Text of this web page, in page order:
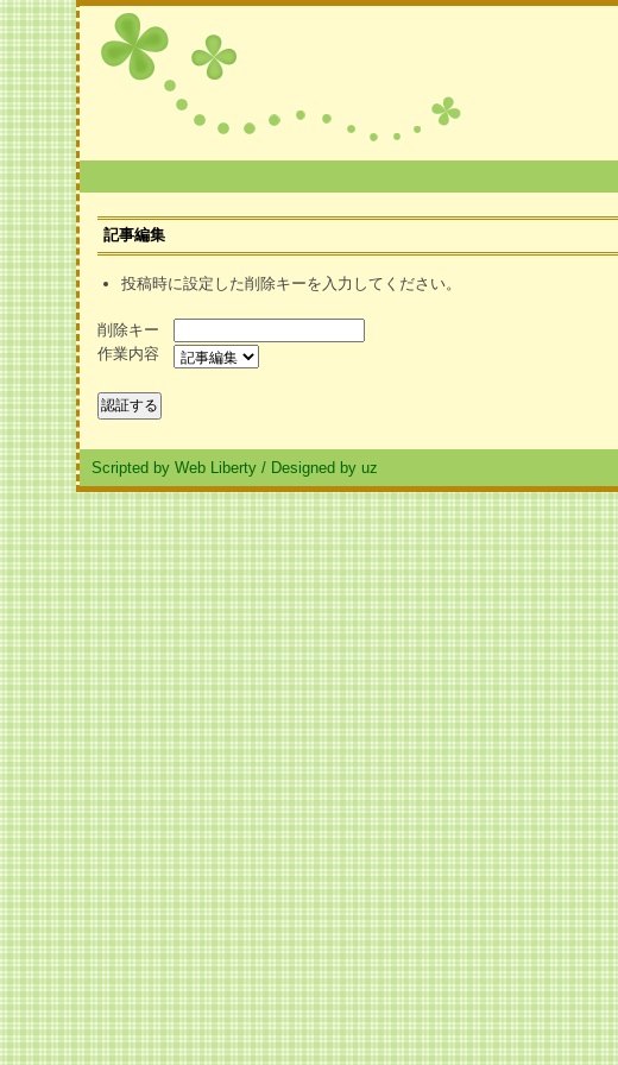
記事編集
投稿時に設定した削除キーを入力してください。
削除キー
作業内容
Scripted by Web Liberty / Designed by uz